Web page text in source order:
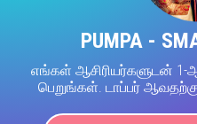
PUMPA -
எங்கள் ஆசிரியர்களுடன்
பெறுங்கள். டாப்பர்